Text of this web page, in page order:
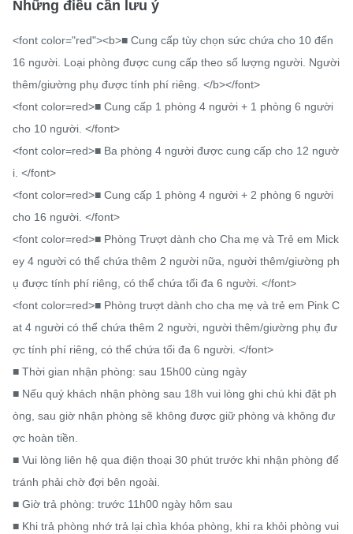
Những điều cần lưu ý
<font color="red"><b>■ Cung cấp tùy chọn sức chứa cho 10 đến
16 người. Loại phòng được cung cấp theo số lượng người. Người
thêm/giường phụ được tính phí riêng. </b></font>
<font color=red>■ Cung cấp 1 phòng 4 người + 1 phòng 6 người
cho 10 người. </font>
<font color=red>■ Ba phòng 4 người được cung cấp cho 12 ngườ
i. </font>
<font color=red>■ Cung cấp 1 phòng 4 người + 2 phòng 6 người
cho 16 người. </font>
<font color=red>■ Phòng Trượt dành cho Cha mẹ và Trẻ em Mick
ey 4 người có thể chứa thêm 2 người nữa, người thêm/giường ph
ụ được tính phí riêng, có thể chứa tối đa 6 người. </font>
<font color=red>■ Phòng trượt dành cho cha mẹ và trẻ em Pink C
at 4 người có thể chứa thêm 2 người, người thêm/giường phụ đư
ợc tính phí riêng, có thể chứa tối đa 6 người. </font>
■ Thời gian nhận phòng: sau 15h00 cùng ngày
■ Nếu quý khách nhận phòng sau 18h vui lòng ghi chú khi đặt ph
òng, sau giờ nhận phòng sẽ không được giữ phòng và không đư
ợc hoàn tiền.
■ Vui lòng liên hệ qua điện thoại 30 phút trước khi nhận phòng để
tránh phải chờ đợi bên ngoài.
■ Giờ trả phòng: trước 11h00 ngày hôm sau
■ Khi trả phòng nhớ trả lại chìa khóa phòng, khi ra khỏi phòng vui